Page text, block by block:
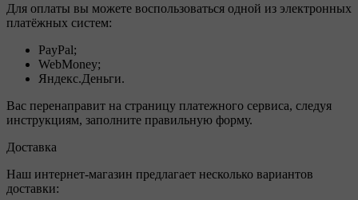
Для оплаты вы можете воспользоваться одной из электронных
платёжных систем:
PayPal;
WebMoney;
Яндекс.Деньги.
Вас перенаправит на страницу платежного сервиса, следуя
инструкциям, заполните правильную форму.
Доставка
Наш интернет-магазин предлагает несколько вариантов
доставки: